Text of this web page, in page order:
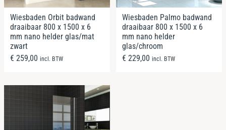
Wiesbaden Orbit badwand
draaibaar 800 x 1500 x 6
mm nano helder glas/mat
zwart
€ 259,00 incl. BTW
Wiesbaden Palmo badwand
draaibaar 800 x 1500 x 6
mm nano helder
glas/chroom
€ 229,00 incl. BTW